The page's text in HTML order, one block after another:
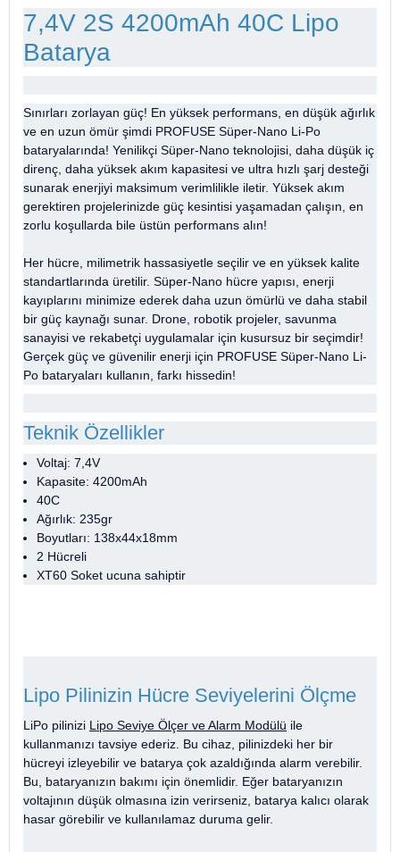
7,4V 2S 4200mAh 40C Lipo
Batarya
Sınırları zorlayan güç! En yüksek performans, en düşük ağırlık
ve en uzun ömür şimdi PROFUSE Süper-Nano Li-Po
bataryalarında! Yenilikçi Süper-Nano teknolojisi, daha düşük iç
direnç, daha yüksek akım kapasitesi ve ultra hızlı şarj desteği
sunarak enerjiyi maksimum verimlilikle iletir. Yüksek akım
gerektiren projelerinizde güç kesintisi yaşamadan çalışın, en
zorlu koşullarda bile üstün performans alın!
Her hücre, milimetrik hassasiyetle seçilir ve en yüksek kalite
standartlarında üretilir. Süper-Nano hücre yapısı, enerji
kayıplarını minimize ederek daha uzun ömürlü ve daha stabil
bir güç kaynağı sunar. Drone, robotik projeler, savunma
sanayisi ve rekabetçi uygulamalar için kusursuz bir seçimdir!
Gerçek güç ve güvenilir enerji için PROFUSE Süper-Nano Li-
Po bataryaları kullanın, farkı hissedin!
Teknik Özellikler
Voltaj: 7,4V
Kapasite: 4200mAh
40C
Ağırlık: 235gr
Boyutları: 138x44x18mm
2 Hücreli
XT60 Soket ucuna sahiptir
Lipo Pilinizin Hücre Seviyelerini Ölçme
LiPo pilinizi Lipo Seviye Ölçer ve Alarm Modülü ile
kullanmanızı tavsiye ederiz. Bu cihaz, pilinizdeki her bir
hücreyi izleyebilir ve batarya çok azaldığında alarm verebilir.
Bu, bataryanızın bakımı için önemlidir. Eğer bataryanızın
voltajının düşük olmasına izin verirseniz, batarya kalıcı olarak
hasar görebilir ve kullanılamaz duruma gelir.